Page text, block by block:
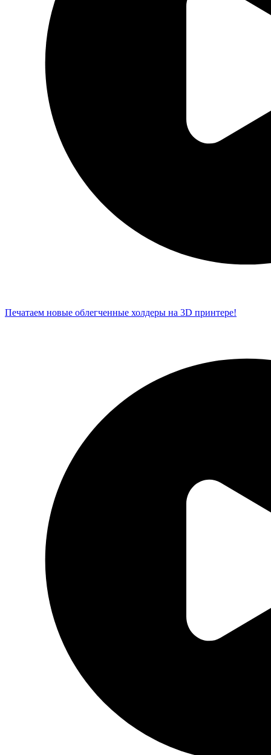
Печатаем новые облегченные холдеры на 3D принтере!